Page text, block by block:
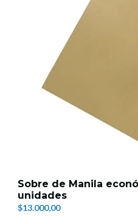
Sobre de Manila
unidades
$13.000,00